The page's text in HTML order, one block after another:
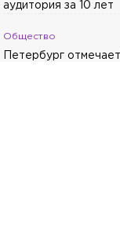
аудитория за 10 лет
Общество
Петербург